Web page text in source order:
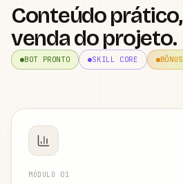
Conteúdo prático,
venda do projeto.
BOT PRONTO SKILL CORE BÔNUS
MÓDULO 01